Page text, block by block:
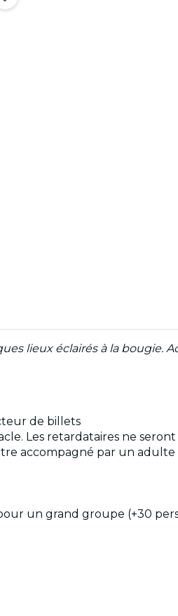
lieux éclairés à la bougie.
de billets
Les retardataires ne seront
accompagné par un adulte
un grand groupe (+30